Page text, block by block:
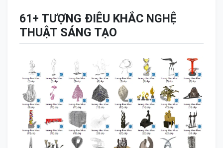
61+ TƯỢNG ĐIÊU KHẮC NGHỆ
THUẬT SÁNG TẠO